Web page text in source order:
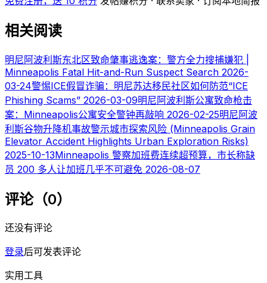
相关阅读
明尼阿波利斯东北区致命肇事逃逸案：警方全力搜捕嫌犯 |
Minneapolis Fatal Hit-and-Run Suspect Search 2026-
03-24警惕ICE假冒诈骗：明尼苏达移民社区如何防范“ICE
Phishing Scams” 2026-03-09明尼阿波利斯公寓致命枪击
案：Minneapolis公寓安全警钟再敲响 2026-02-25明尼阿波
利斯谷物升降机事故警示城市探索风险 (Minneapolis Grain
Elevator Accident Highlights Urban Exploration Risks)
2025-10-13Minneapolis 警察加班费连续超预算，市长称缺
员 200 多人让加班几乎不可避免 2026-08-07
评论（0）
还没有评论
登录后可发表评论
实用工具